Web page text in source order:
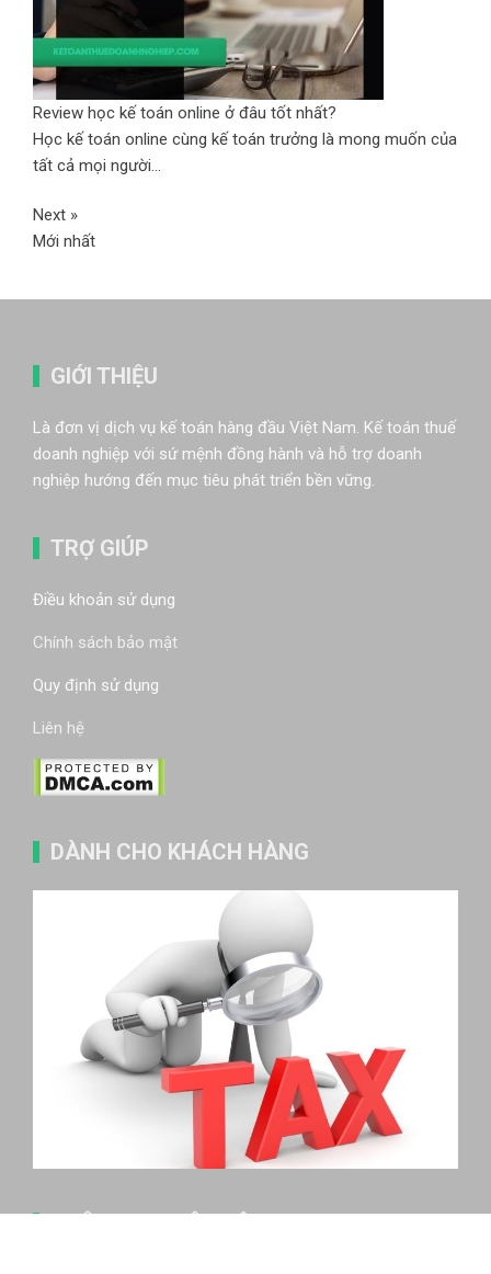
Review học kế toán online ở đâu tốt nhất?
Học kế toán online cùng kế toán trưởng là mong muốn của
tất cả mọi người...
Next »
Mới nhất
GIỚI THIỆU
Là đơn vị dịch vụ kế toán hàng đầu Việt Nam. Kế toán thuế
doanh nghiệp với sứ mệnh đồng hành và hỗ trợ doanh
nghiệp hướng đến mục tiêu phát triển bền vững.
TRỢ GIÚP
Điều khoản sử dụng
Chính sách bảo mật
Quy định sử dụng
Liên hệ
DÀNH CHO KHÁCH HÀNG